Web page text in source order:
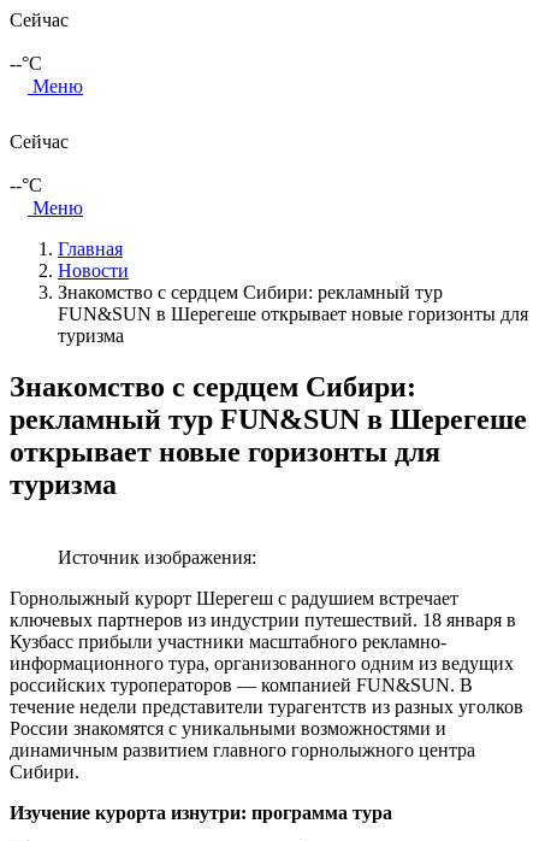
Сейчас
--°C
Меню
Сейчас
--°C
Меню
Главная
Новости
Знакомство с сердцем Сибири: рекламный тур
FUN&SUN в Шерегеше открывает новые горизонты для
туризма
Знакомство с сердцем Сибири:
рекламный тур FUN&SUN в Шерегеше
открывает новые горизонты для
туризма
Источник изображения:
Горнолыжный курорт Шерегеш с радушием встречает
ключевых партнеров из индустрии путешествий. 18 января в
Кузбасс прибыли участники масштабного рекламно-
информационного тура, организованного одним из ведущих
российских туроператоров — компанией FUN&SUN. В
течение недели представители турагентств из разных уголков
России знакомятся с уникальными возможностями и
динамичным развитием главного горнолыжного центра
Сибири.
Изучение курорта изнутри: программа тура